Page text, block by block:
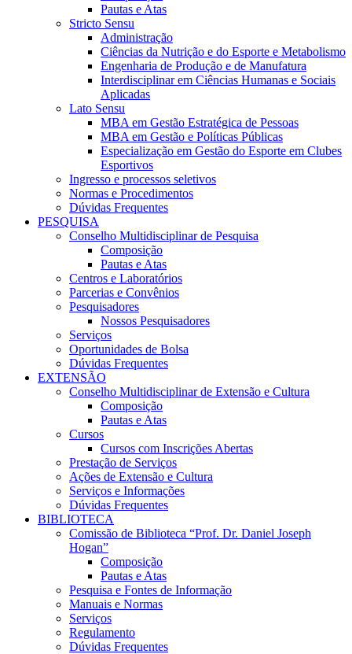
Pautas e Atas
Stricto Sensu
Administração
Ciências da Nutrição e do Esporte e Metabolismo
Engenharia de Produção e de Manufatura
Interdisciplinar em Ciências Humanas e Sociais
Aplicadas
Lato Sensu
MBA em Gestão Estratégica de Pessoas
MBA em Gestão e Políticas Públicas
Especialização em Gestão do Esporte em Clubes
Esportivos
Ingresso e processos seletivos
Normas e Procedimentos
Dúvidas Frequentes
PESQUISA
Conselho Multidisciplinar de Pesquisa
Composição
Pautas e Atas
Centros e Laboratórios
Parcerias e Convênios
Pesquisadores
Nossos Pesquisadores
Serviços
Oportunidades de Bolsa
Dúvidas Frequentes
EXTENSÃO
Conselho Multidisciplinar de Extensão e Cultura
Composição
Pautas e Atas
Cursos
Cursos com Inscrições Abertas
Prestação de Serviços
Ações de Extensão e Cultura
Serviços e Informações
Dúvidas Frequentes
BIBLIOTECA
Comissão de Biblioteca “Prof. Dr. Daniel Joseph
Hogan”
Composição
Pautas e Atas
Pesquisa e Fontes de Informação
Manuais e Normas
Serviços
Regulamento
Dúvidas Frequentes